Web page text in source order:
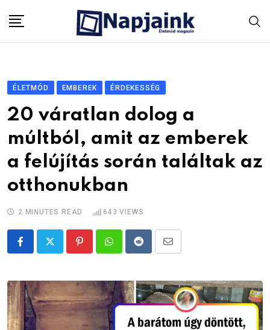
ÉLETMÓD EMBEREK ÉRDEKESSÉG
20 váratlan dolog a
múltból, amit az emberek
a felújítás során találtak az
otthonukban
2 MINUTES READ 643 VIEWS
PinterestWhatsappRedditShare
Email